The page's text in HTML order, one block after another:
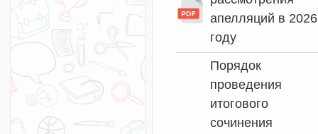
апелляций в 2026
году
Порядок
проведения
итогового
сочинения